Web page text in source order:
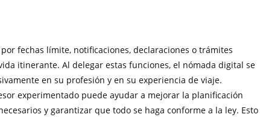
fechas límite, notificaciones, declaraciones o trámites
itinerante. Al delegar estas funciones, el nómada digital se
en su profesión y en su experiencia de viaje.
experimentado puede ayudar a mejorar la planificación
y garantizar que todo se haga conforme a la ley. Esto